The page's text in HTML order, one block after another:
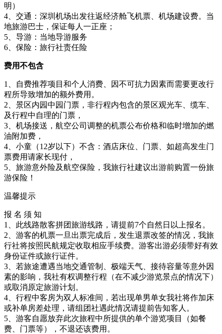
明）
4、交通：深圳机场出发往返经济舱飞机票、机场建设费。当
地旅游巴士，保证每人一正座；
5、导游：当地导游服务
6、保险：旅行社责任险
费用不包含
1、自费推荐项目和个人消费、因不可抗力因素而需要更改行
程所导致增加的额外费用。
2、景区内园中园门票，非行程内包含的景区观光车、缆车、
及行程中自理的门票，
3、机场接送，航空公司调整的机票公布价格和临时增加的燃
油附加费，
4、小童（12岁以下）不含：酒店床位、门票、如超高发生门
票费用请家长现付，
5、旅游意外险及航空保险，我旅行社建议出游前购置一份旅
游保险！
温馨提示
报 名 须 知
1、此线路散客拼团旅游线路，请提前7个自然日以上报名。
2、游客的机票一旦出票完成后，发生退票改签的情况，我旅
行社将按照民航规定收取相应手续费。游客出游必须带好有效
身份证件或旅行证件。
3、若旅途遭遇当地交通管制、极端天气、接待容量等意外因
素的影响，我社有权调整行程（在不减少游览景点的情况下）
或取消原定旅游计划。
4、行程中客房为双人标准间，若出现单男单女我社将作加床
或补单房差处理，请组团社遇此情况请提前告知客人。
5、游客自愿放弃此次旅程中所提供的单个游览项目（如餐
费、门票等），不退还该费用。